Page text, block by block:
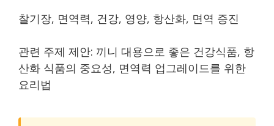
찰기장, 면역력, 건강, 영양, 항산화, 면역 증진
관련 주제 제안: 끼니 대용으로 좋은 건강식품, 항
산화 식품의 중요성, 면역력 업그레이드를 위한
요리법